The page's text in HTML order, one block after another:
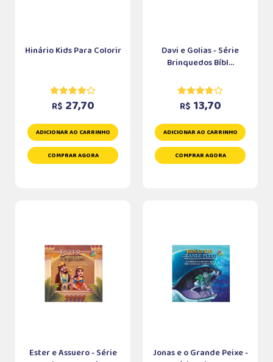
Hinário Kids Para Colorir
R$ 27,70
ADICIONAR AO CARRINHO
COMPRAR AGORA
Davi e Golias - Série
Brinquedos Bíbl...
R$ 13,70
ADICIONAR AO CARRINHO
COMPRAR AGORA
Ester e Assuero - Série
Jonas e o Grande Peixe -